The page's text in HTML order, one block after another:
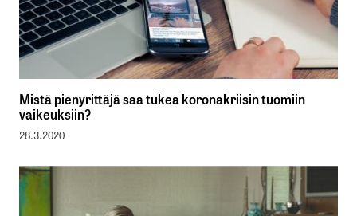
Mistä pienyrittäjä saa tukea koronakriisin tuomiin
vaikeuksiin?
28.3.2020